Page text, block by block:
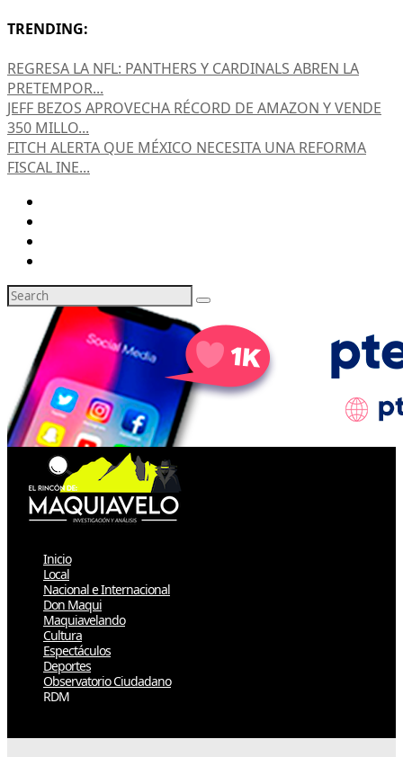
TRENDING:
REGRESA LA NFL: PANTHERS Y CARDINALS ABREN LA
PRETEMPOR...
JEFF BEZOS APROVECHA RÉCORD DE AMAZON Y VENDE
350 MILLO...
FITCH ALERTA QUE MÉXICO NECESITA UNA REFORMA
FISCAL INE...
Inicio
Local
Nacional e Internacional
Don Maqui
Maquiavelando
Cultura
Espectáculos
Deportes
Observatorio Ciudadano
RDM